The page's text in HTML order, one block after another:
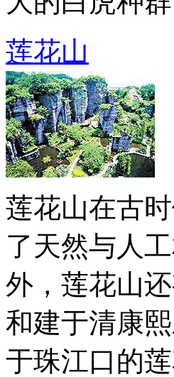
莲花山
莲花山在古
了天然与人
外，莲花山
和建于清康
于珠江口的